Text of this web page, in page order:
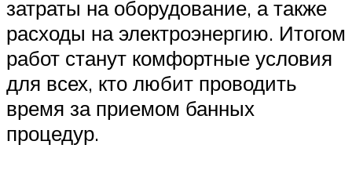
затраты на оборудование, а также
расходы на электроэнергию. Итогом
работ станут комфортные условия
для всех, кто любит проводить
время за приемом банных
процедур.